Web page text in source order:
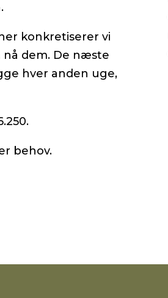
konkretiserer vi
nå dem. De næste
hver anden uge,
behov.